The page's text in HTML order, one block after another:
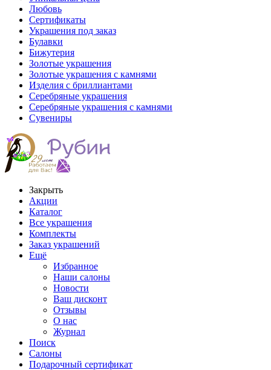
Любовь
Сертификаты
Украшения под заказ
Булавки
Бижутерия
Золотые украшения
Золотые украшения с камнями
Изделия с бриллиантами
Серебряные украшения
Серебряные украшения с камнями
Сувениры
Закрыть
Акции
Каталог
Все украшения
Комплекты
Заказ украшений
Ещё
Избранное
Наши салоны
Новости
Ваш дисконт
Отзывы
О нас
Журнал
Поиск
Салоны
Подарочный сертификат